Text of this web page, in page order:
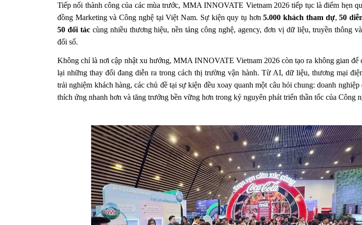
Tiếp nối thành công của các mùa trước, MMA INNOVATE Vietnam 2026 tiếp tục là điểm hẹn
đồng Marketing và Công nghệ tại Việt Nam. Sự kiện quy tụ hơn 5.000 khách tham dự, 50
50 đối tác cùng nhiều thương hiệu, nền tảng công nghệ, agency, đơn vị dữ liệu, truyền thông
đổi số.
Không chỉ là nơi cập nhật xu hướng, MMA INNOVATE Vietnam 2026 còn tạo ra không gian để
lại những thay đổi đang diễn ra trong cách thị trường vận hành. Từ AI, dữ liệu, thương mại
trải nghiệm khách hàng, các chủ đề tại sự kiện đều xoay quanh một câu hỏi chung: doanh
thích ứng nhanh hơn và tăng trưởng bền vững hơn trong kỷ nguyên phát triển thần tốc của Công